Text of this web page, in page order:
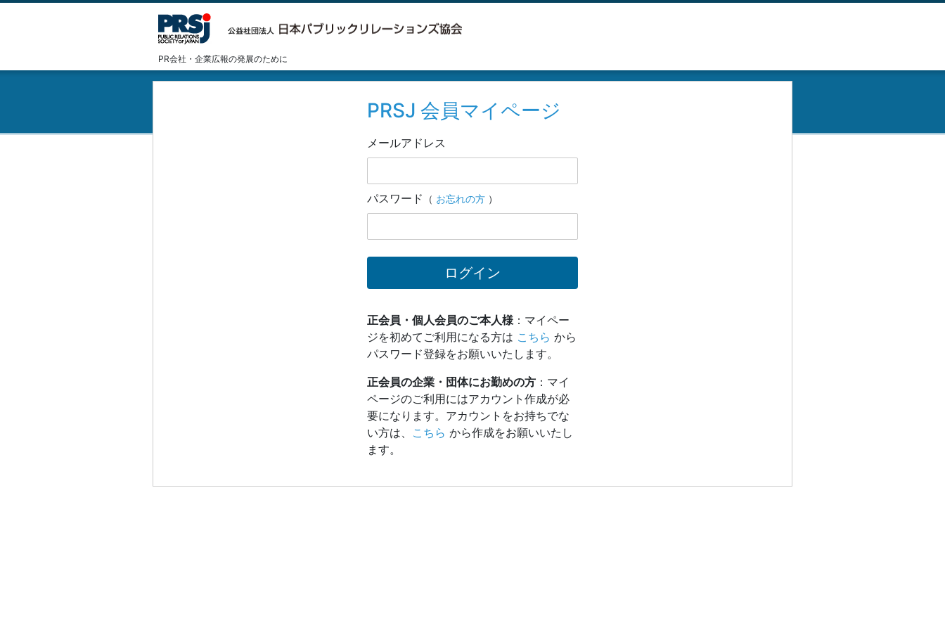
PR会社・企業広報の発展のために
PRSJ 会員マイページ
メールアドレス
パスワード （ お忘れの方 ）
正会員・個人会員のご本人様：マイペー
ジを初めてご利用になる方は こちら から
パスワード登録をお願いいたします。
正会員の企業・団体にお勤めの方 ：マイ
ページのご利用にはアカウント作成が必
要になります。アカウントをお持ちでな
い方は、 こちら から作成をお願いいたし
ます。